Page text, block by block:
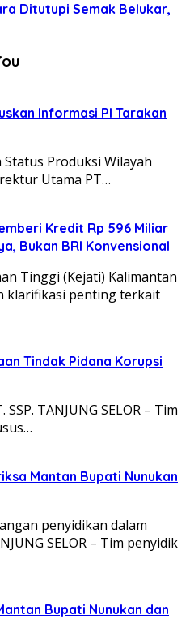
Ditutupi Semak Belukar,
Informasi PI Tarakan
Produksi Wilayah
Utama PT…
Kredit Rp 596 Miliar
Bukan BRI Konvensional
Tinggi (Kejati) Kalimantan
klarifikasi penting terkait
Tindak Pidana Korupsi
TANJUNG SELOR – Tim
Mantan Bupati Nunukan
penyidikan dalam
SELOR – Tim penyidik
Bupati Nunukan dan